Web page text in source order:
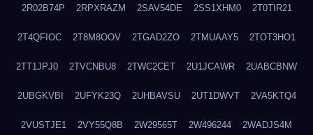
2R02B74P 2RPXRAZM 2SAV54DE 2SS1XHM0 2T0TIR21
2T4QFIOC 2T8M8OOV 2TGAD2ZO 2TMUAAY5 2TOT3HO1
2TT1JPJ0 2TVCNBU8 2TWC2CET 2U1JCAWR 2UABCBNW
2UBGKVBI 2UFYK23Q 2UHBAVSU 2UT1DWVT 2VA5KTQ4
2VUSTJE1 2VY55Q8B 2W29565T 2W496244 2WADJS4M